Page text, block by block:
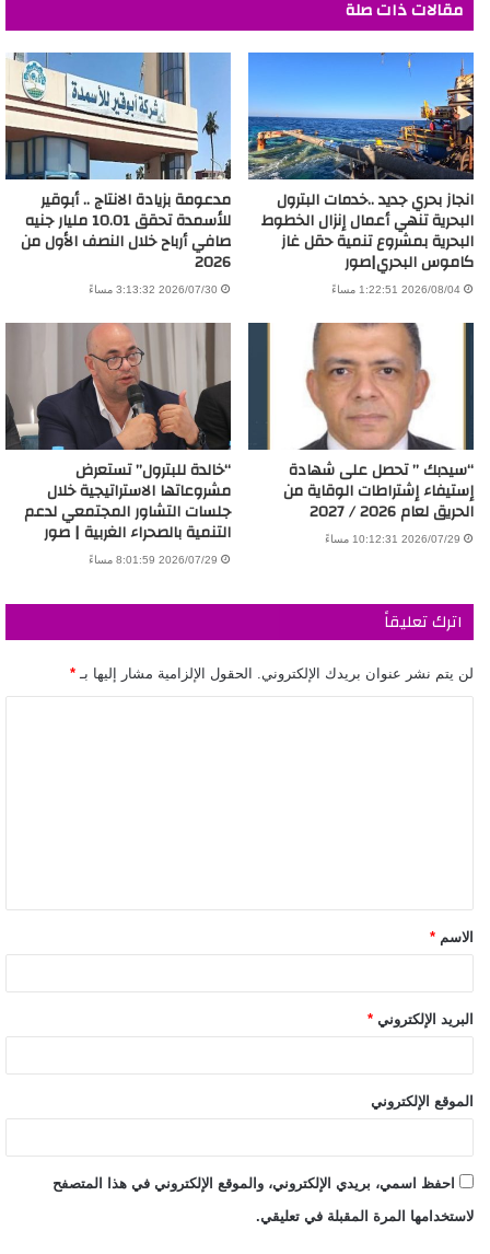
مقالات ذات صلة
انجاز بحري جديد ..خدمات البترول
البحرية تنهي أعمال إنزال الخطوط
البحرية بمشروع تنمية حقل غاز
كاموس البحري|صور
2026/08/04 1:22:51 مساءً
مدعومة بزيادة الانتاج .. أبوقير
للأسمدة تحقق 10.01 مليار جنيه
صافي أرباح خلال النصف الأول من
2026
2026/07/30 3:13:32 مساءً
“سيدبك ” تحصل على شهادة
إستيفاء إشتراطات الوقاية من
الحريق لعام 2026 / 2027
2026/07/29 10:12:31 مساءً
“خالدة للبترول” تستعرض
مشروعاتها الاستراتيجية خلال
جلسات التشاور المجتمعي لدعم
التنمية بالصحراء الغربية | صور
2026/07/29 8:01:59 مساءً
اترك تعليقاً
لن يتم نشر عنوان بريدك الإلكتروني. الحقول الإلزامية مشار إليها بـ *
الاسم *
البريد الإلكتروني *
الموقع الإلكتروني
احفظ اسمي، بريدي الإلكتروني، والموقع الإلكتروني في هذا المتصفح
لاستخدامها المرة المقبلة في تعليقي.